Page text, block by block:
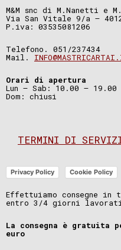
M&M snc di M.Nanetti e
Via San Vitale 9/a –
P.iva: 03535081206
Telefono. 051/237434
Mail.
Orari di apertura
Lun – Sab: 10.00 – 19.00
Dom: chiusi
TERMINI DI
Privacy Policy Cookie Policy
Effettuiamo consegne
entro 3/4 giorni
La consegna è gratuita
euro